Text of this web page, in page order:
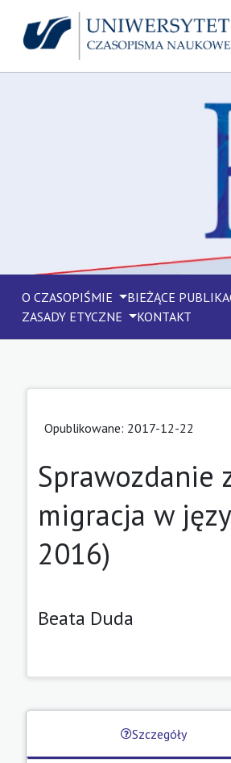
O CZASOPIŚMIE BIEŻĄCE
ZASADY ETYCZNE
KONTAKT
Opublikowane: 2017-12-22
Sprawozdanie
migracja w
2016)
Beata Duda
Szczegóły